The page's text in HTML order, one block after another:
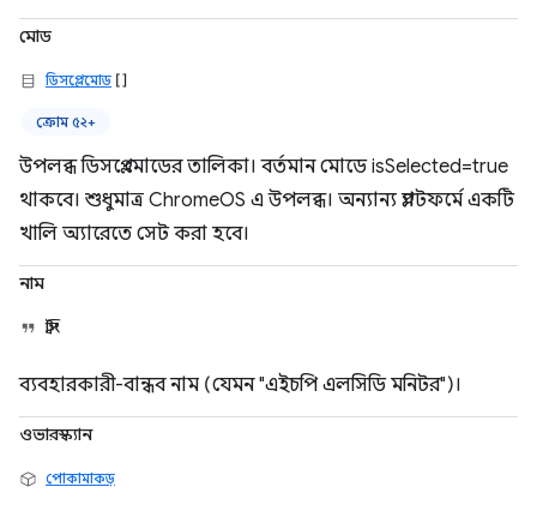
মোড
ডিসপ্লেমোড []
ক্রোম ৫২+
উপলব্ধ ডিসপ্লে মোডের তালিকা। বর্তমান মোডে isSelected=true
থাকবে। শুধুমাত্র ChromeOS এ উপলব্ধ। অন্যান্য প্ল্যাটফর্মে একটি
খালি অ্যারেতে সেট করা হবে।
নাম
স্ট্রিং
ব্যবহারকারী-বান্ধব নাম (যেমন "এইচপি এলসিডি মনিটর")।
ওভারস্ক্যান
পোকামাকড়